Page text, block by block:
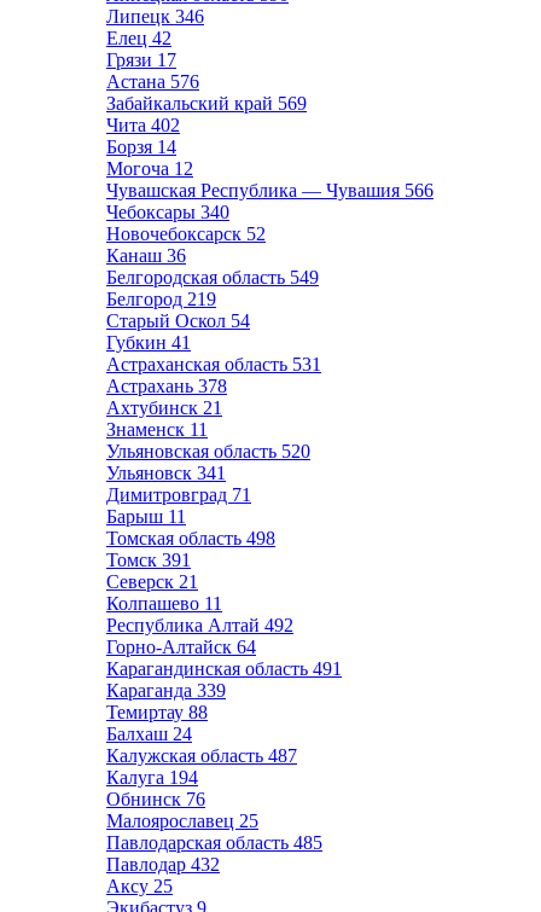
Липецк 346
Елец 42
Грязи 17
Астана 576
Забайкальский край 569
Чита 402
Борзя 14
Могоча 12
Чувашская Республика — Чувашия 566
Чебоксары 340
Новочебоксарск 52
Канаш 36
Белгородская область 549
Белгород 219
Старый Оскол 54
Губкин 41
Астраханская область 531
Астрахань 378
Ахтубинск 21
Знаменск 11
Ульяновская область 520
Ульяновск 341
Димитровград 71
Барыш 11
Томская область 498
Томск 391
Северск 21
Колпашево 11
Республика Алтай 492
Горно-Алтайск 64
Карагандинская область 491
Караганда 339
Темиртау 88
Балхаш 24
Калужская область 487
Калуга 194
Обнинск 76
Малоярославец 25
Павлодарская область 485
Павлодар 432
Аксу 25
Экибастуз 9